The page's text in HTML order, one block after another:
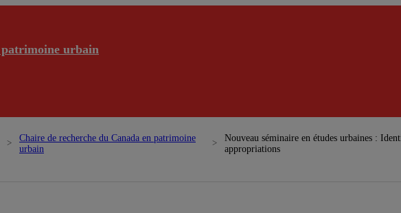
patrimoine urbain
Chaire de recherche du Canada en patrimoine
urbain
Nouveau séminaire en études urbaines :
appropriations